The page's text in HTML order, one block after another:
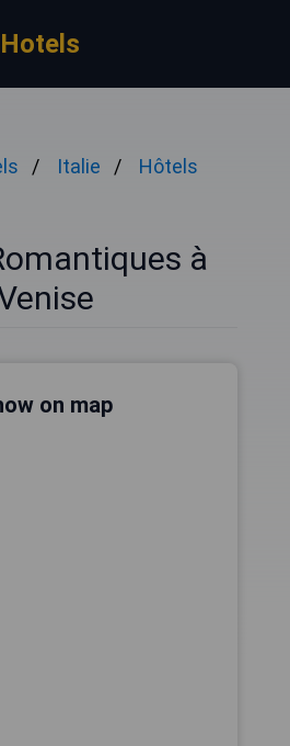
Italie
Hôtels
à
on map